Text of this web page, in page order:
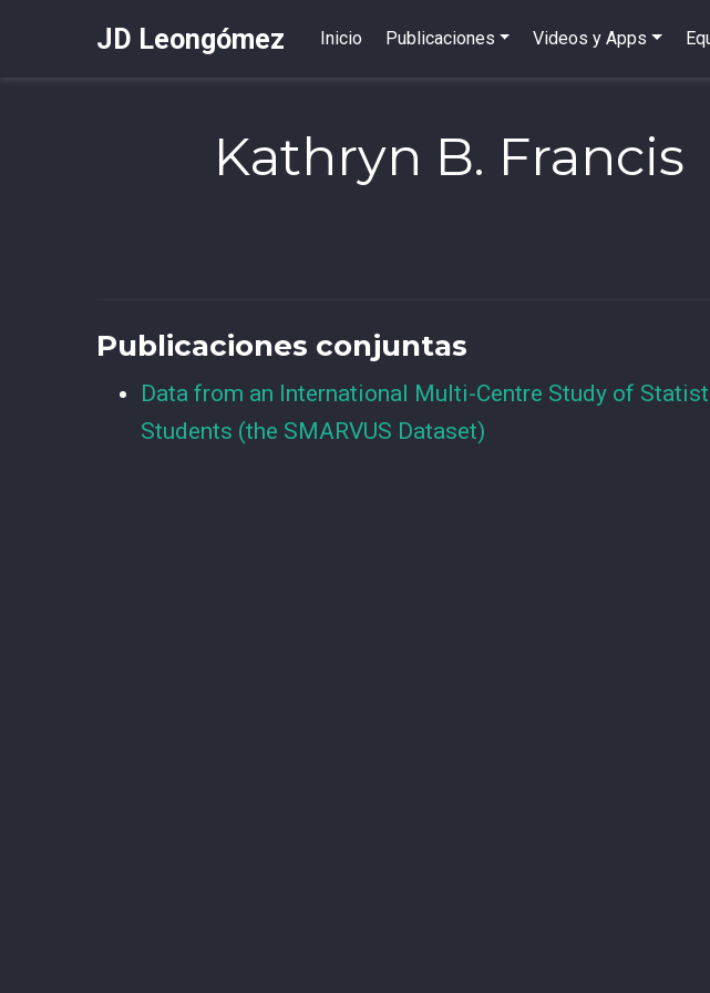
JD Leongómez Inicio Publicaciones Videos y Apps
Kathryn B. Francis
Publicaciones conjuntas
Data from an International Multi-Centre Study of
Students (the SMARVUS Dataset)